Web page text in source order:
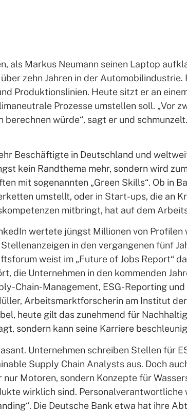
als Markus Neumann seinen Laptop
zehn Jahren in der
Produktionslinien. Heute sitzt er an
Prozesse umstellen soll. „Vor
würde“, sagt er und
Beschäftigte in Deutschland und
kein Randthema mehr, sondern wird
mit sogenannten „Green Skills“. Ob in
umstellt, oder in Start-ups, die an
mitbringt, hat auf dem
wertete jüngst Millionen von
in den vergangenen fünf
weist im „Future of Jobs Report“
die Unternehmen in den kommenden
Chain-Management, ESG-Reporting
Arbeitsmarktforscherin am Institut
heute gilt das zunehmend für
sondern kann seine Karriere
Unternehmen schreiben Stellen für
Supply Chain Analysts aus. Doch
nur Motoren, sondern Konzepte für
wirklich sind. Personalverantwortliche
Die Deutsche Bank etwa hat ihre